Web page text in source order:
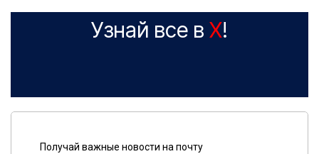
Узнай все в X!